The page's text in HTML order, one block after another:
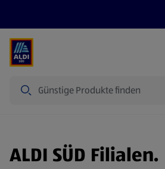
ALDI SÜD Filialen.